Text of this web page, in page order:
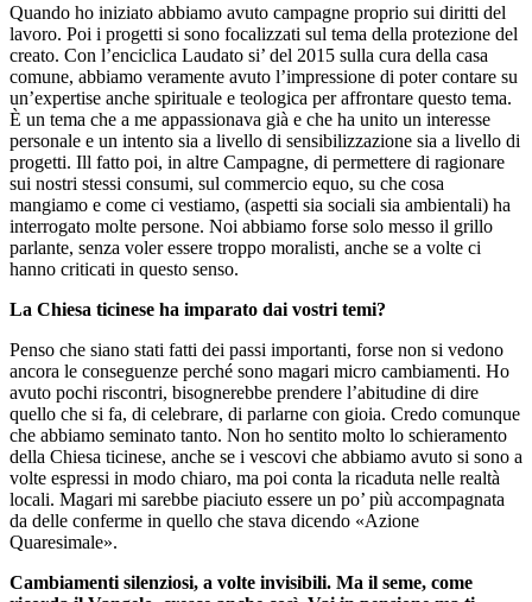
Quando ho iniziato abbiamo avuto campagne proprio sui diritti del
lavoro. Poi i progetti si sono focalizzati sul tema della protezione del
creato. Con l’enciclica Laudato si’ del 2015 sulla cura della casa
comune, abbiamo veramente avuto l’impressione di poter contare su
un’expertise anche spirituale e teologica per affrontare questo tema.
È un tema che a me appassionava già e che ha unito un interesse
personale e un intento sia a livello di sensibilizzazione sia a livello di
progetti. Ill fatto poi, in altre Campagne, di permettere di ragionare
sui nostri stessi consumi, sul commercio equo, su che cosa
mangiamo e come ci vestiamo, (aspetti sia sociali sia ambientali) ha
interrogato molte persone. Noi abbiamo forse solo messo il grillo
parlante, senza voler essere troppo moralisti, anche se a volte ci
hanno criticati in questo senso.
La Chiesa ticinese ha imparato dai vostri temi?
Penso che siano stati fatti dei passi importanti, forse non si vedono
ancora le conseguenze perché sono magari micro cambiamenti. Ho
avuto pochi riscontri, bisognerebbe prendere l’abitudine di dire
quello che si fa, di celebrare, di parlarne con gioia. Credo comunque
che abbiamo seminato tanto. Non ho sentito molto lo schieramento
della Chiesa ticinese, anche se i vescovi che abbiamo avuto si sono a
volte espressi in modo chiaro, ma poi conta la ricaduta nelle realtà
locali. Magari mi sarebbe piaciuto essere un po’ più accompagnata
da delle conferme in quello che stava dicendo «Azione
Quaresimale».
Cambiamenti silenziosi, a volte invisibili. Ma il seme, come